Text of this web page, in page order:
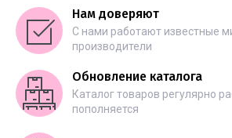
Нам доверяют
С нами работают известные
производители
Обновление каталога
Каталог товаров регулярно
пополняется